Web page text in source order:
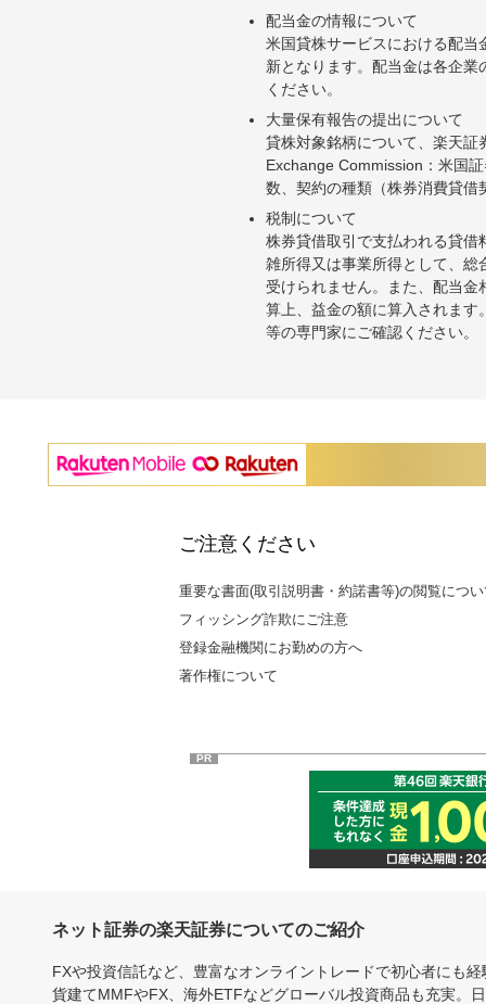
配当金の情報について
米国貸株サービスにおける配当
新となります。配当金は各企
ください。
大量保有報告の提出について
貸株対象銘柄について、楽天
Exchange Commission：米国
数、契約の種類（株券消費貸
税制について
株券貸借取引で支払われる貸
雑所得又は事業所得として、
受けられません。また、配当
算上、益金の額に算入されま
等の専門家にご確認ください。
ご注意ください
重要な書面(取引説明書・約諾書等)の閲覧につ
フィッシング詐欺にご注意
登録金融機関にお勤めの方へ
著作権について
PR
ネット証券の楽天証券についてのご紹介
FXや投資信託など、豊富なオンライントレードで初心者にも
貨建てMMFやFX、海外ETFなどグローバル投資商品も充実。